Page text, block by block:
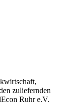
zuliefernden
Ruhr e.V.